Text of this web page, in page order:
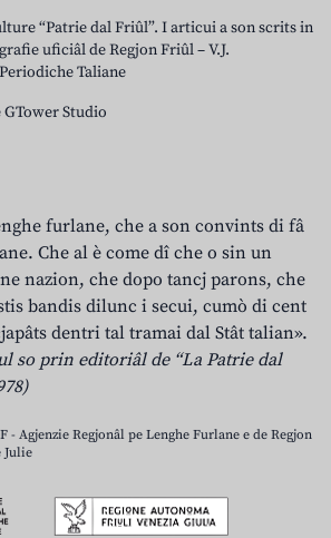
“Patrie dal Friûl”. I articui a son scrits in
uficiâl de Regjon Friûl – V.J.
Taliane
Studio
furlane, che a son convints di fâ
Che al è come dî che o sin un
nazion, che dopo tancj parons, che
bandis dilunc i secui, cumò di cent
dentri tal tramai dal Stât talian».
so prin editoriâl de “La Patrie dal
- Agjenzie Regjonâl pe Lenghe Furlane e de Regjon
Julie